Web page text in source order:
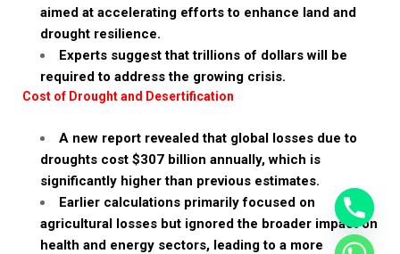
aimed at accelerating efforts to enhance land and
drought resilience.
Experts suggest that trillions of dollars will be
required to address the growing crisis.
Cost of Drought and Desertification
A new report revealed that global losses due to
droughts cost $307 billion annually, which is
significantly higher than previous estimates.
Earlier calculations primarily focused on
agricultural losses but ignored the broader impact on
health and energy sectors, leading to a more